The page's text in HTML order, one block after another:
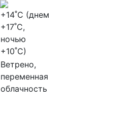
+14˚C (днем
+17˚C,
ночью
+10˚C)
Ветрено,
переменная
облачность